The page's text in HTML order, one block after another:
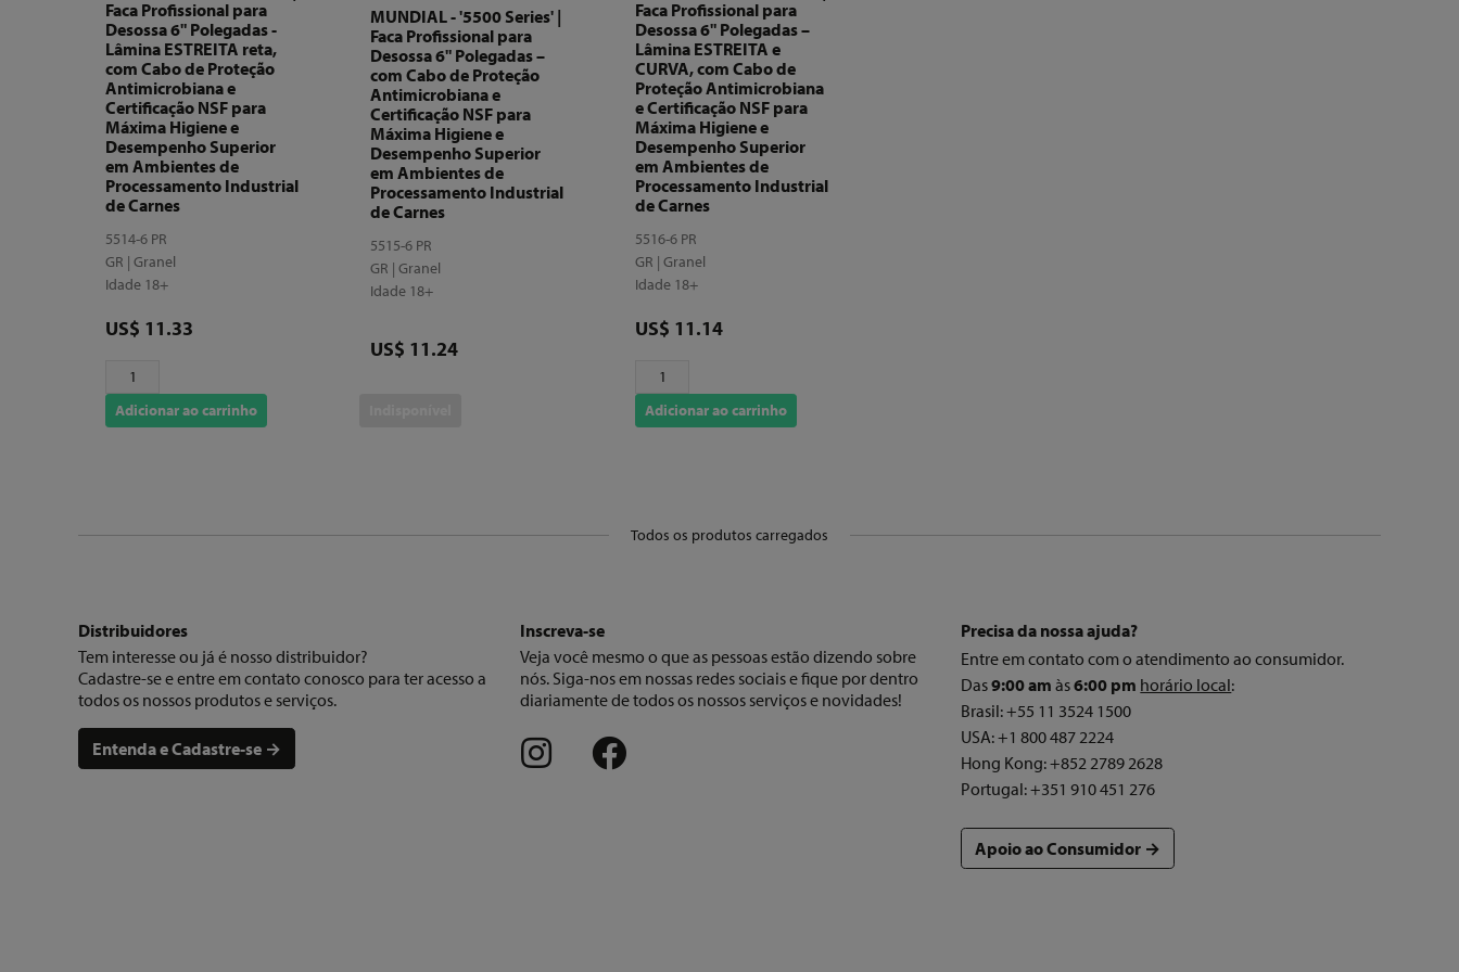
Faca Profissional para
Desossa 6" Polegadas -
Lâmina ESTREITA reta,
com Cabo de Proteção
Antimicrobiana e
Certificação NSF para
Máxima Higiene e
Desempenho Superior
em Ambientes de
Processamento Industrial
de Carnes
5514-6 PR
GR | Granel
Idade 18+
Preço
US$ 11.33
Adicionar ao carrinho
MUNDIAL - '5500 Series' |
Faca Profissional para
Desossa 6" Polegadas –
com Cabo de Proteção
Antimicrobiana e
Certificação NSF para
Máxima Higiene e
Desempenho Superior
em Ambientes de
Processamento Industrial
de Carnes
5515-6 PR
GR | Granel
Idade 18+
Preço
US$ 11.24
Faca Profissional para
Desossa 6" Polegadas –
Lâmina ESTREITA e
CURVA, com Cabo de
Proteção Antimicrobiana
e Certificação NSF para
Máxima Higiene e
Desempenho Superior
em Ambientes de
Processamento Industrial
de Carnes
5516-6 PR
GR | Granel
Idade 18+
Preço
US$ 11.14
Adicionar ao carrinho
Todos os produtos carregados
Distribuidores
Tem interesse ou já é nosso distribuidor?
Cadastre-se e entre em contato conosco para ter acesso a
todos os nossos produtos e serviços.
Entenda e Cadastre-se →
Inscreva-se
Veja você mesmo o que as pessoas estão dizendo sobre
nós. Siga-nos em nossas redes sociais e fique por dentro
diariamente de todos os nossos serviços e novidades!
Precisa da nossa ajuda?
Entre em contato com o atendimento ao consumidor.
Das9:00 am às6:00 pm horário local:
Brasil: +55 11 3524 1500
USA: +1 800 487 2224
Hong Kong: +852 2789 2628
Portugal: +351 910 451 276
Apoio ao Consumidor →